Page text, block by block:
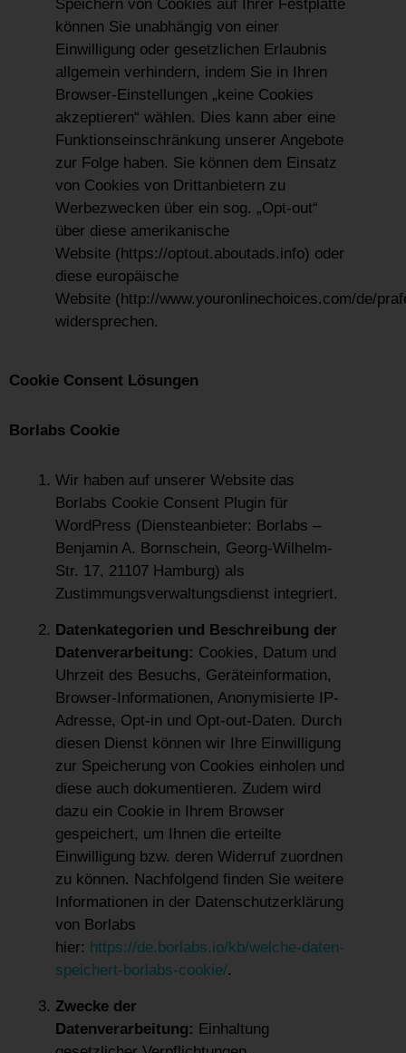
Speichern von Cookies auf Ihrer Festplatte
können Sie unabhängig von einer
Einwilligung oder gesetzlichen Erlaubnis
allgemein verhindern, indem Sie in Ihren
Browser-Einstellungen „keine Cookies
akzeptieren“ wählen. Dies kann aber eine
Funktionseinschränkung unserer Angebote
zur Folge haben. Sie können dem Einsatz
von Cookies von Drittanbietern zu
Werbezwecken über ein sog. „Opt-out“
über diese amerikanische
Website (https://optout.aboutads.info) oder
diese europäische
Website (http://www.youronlinechoices.com/de/
widersprechen.
Cookie Consent Lösungen
Borlabs Cookie
Wir haben auf unserer Website das
Borlabs Cookie Consent Plugin für
WordPress (Diensteanbieter: Borlabs –
Benjamin A. Bornschein, Georg-Wilhelm-
Str. 17, 21107 Hamburg) als
Zustimmungsverwaltungsdienst integriert.
Datenkategorien und Beschreibung der
Datenverarbeitung: Cookies, Datum und
Uhrzeit des Besuchs, Geräteinformation,
Browser-Informationen, Anonymisierte IP-
Adresse, Opt-in und Opt-out-Daten. Durch
diesen Dienst können wir Ihre Einwilligung
zur Speicherung von Cookies einholen und
diese auch dokumentieren. Zudem wird
dazu ein Cookie in Ihrem Browser
gespeichert, um Ihnen die erteilte
Einwilligung bzw. deren Widerruf zuordnen
zu können. Nachfolgend finden Sie weitere
Informationen in der Datenschutzerklärung
von Borlabs
hier: https://de.borlabs.io/kb/welche-daten-
speichert-borlabs-cookie/.
Zwecke der
Datenverarbeitung: Einhaltung